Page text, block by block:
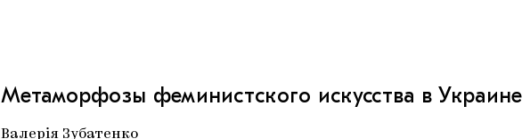
Метаморфозы феминистского искусства в Украине
Валерія Зубатенко